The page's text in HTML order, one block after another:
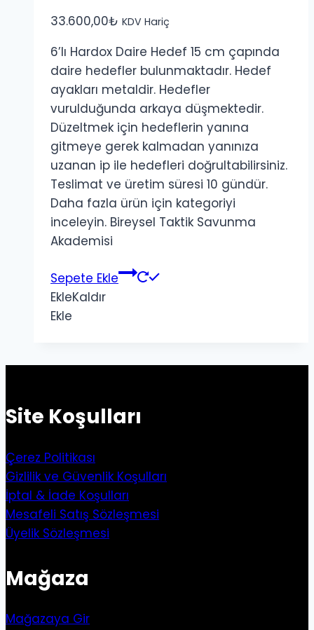
33.600,00₺ KDV Hariç
6’lı Hardox Daire Hedef 15 cm çapında
daire hedefler bulunmaktadır. Hedef
ayakları metaldir. Hedefler
vurulduğunda arkaya düşmektedir.
Düzeltmek için hedeflerin yanına
gitmeye gerek kalmadan yanınıza
uzanan ip ile hedefleri doğrultabilirsiniz.
Teslimat ve üretim süresi 10 gündür.
Daha fazla ürün için kategoriyi
inceleyin. Bireysel Taktik Savunma
Akademisi
Sepete Ekle
EkleKaldır
Ekle
Site Koşulları
Çerez Politikası
Gizlilik ve Güvenlik Koşulları
İptal & İade Koşulları
Mesafeli Satış Sözleşmesi
Üyelik Sözleşmesi
Mağaza
Mağazaya Gir